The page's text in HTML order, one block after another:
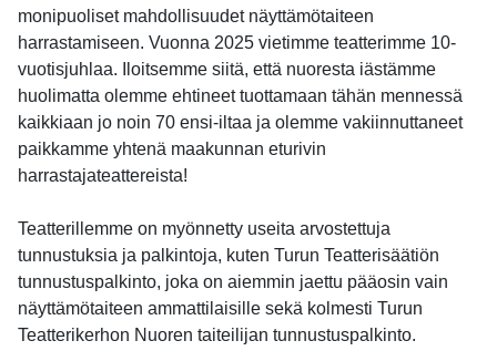
monipuoliset mahdollisuudet näyttämötaiteen
harrastamiseen. Vuonna 2025 vietimme teatterimme 10-
vuotisjuhlaa. Iloitsemme siitä, että nuoresta iästämme
huolimatta olemme ehtineet tuottamaan tähän mennessä
kaikkiaan jo noin 70 ensi-iltaa ja olemme vakiinnuttaneet
paikkamme yhtenä maakunnan eturivin
harrastajateattereista!
Teatterillemme on myönnetty useita arvostettuja
tunnustuksia ja palkintoja, kuten Turun Teatterisäätiön
tunnustuspalkinto, joka on aiemmin jaettu pääosin vain
näyttämötaiteen ammattilaisille sekä kolmesti Turun
Teatterikerhon Nuoren taiteilijan tunnustuspalkinto.